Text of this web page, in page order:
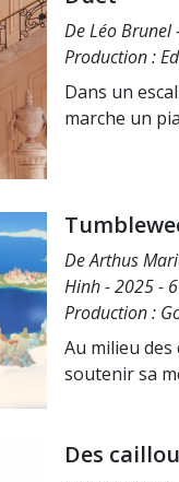
De Léo Brunel
Production :
Dans un
marche un
De Arthus
Hinh - 2025 -
Production :
Au milieu
soutenir sa
Des